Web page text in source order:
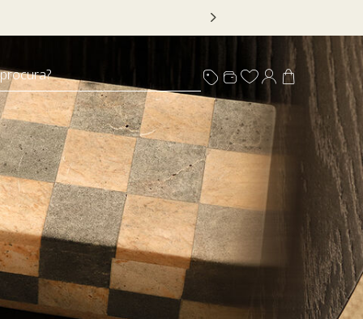
*Válido por tempo limitado, em itens sinalizados